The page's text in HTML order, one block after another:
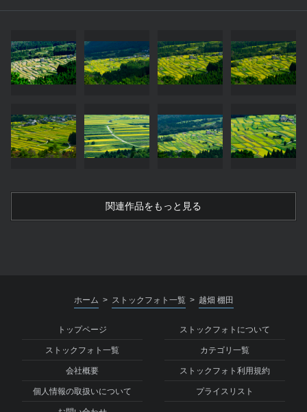
関連作品をもっと見る
ホーム > ストックフォト一覧 > 越畑 棚田
トップページ ストックフォトについて
ストックフォト一覧 カテゴリ一覧
会社概要 ストックフォト利用規約
個人情報の取扱いについて プライスリスト